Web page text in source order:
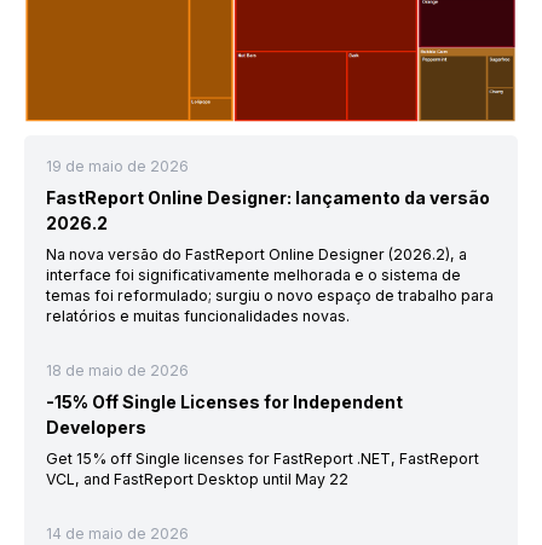
19 de maio de 2026
FastReport Online Designer: lançamento da versão
2026.2
Na nova versão do FastReport Online Designer (2026.2), a
interface foi significativamente melhorada e o sistema de
temas foi reformulado; surgiu o novo espaço de trabalho para
relatórios e muitas funcionalidades novas.
18 de maio de 2026
-15% Off Single Licenses for Independent
Developers
Get 15% off Single licenses for FastReport .NET, FastReport
VCL, and FastReport Desktop until May 22
14 de maio de 2026